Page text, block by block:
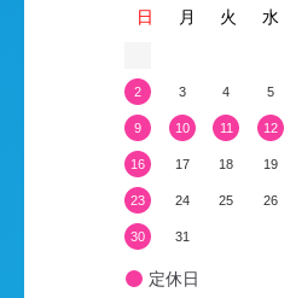
日 月 火 水
2 3 4 5
9 10 11 12
16 17 18 19
23 24 25 26
30 31
定休日